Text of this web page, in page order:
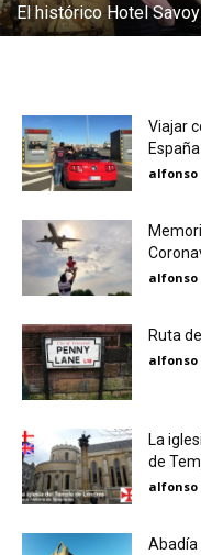
El histórico Hotel
Viajar
España
alfonso
alfonso
Ruta
alfonso
La
de
alfonso
Abadía